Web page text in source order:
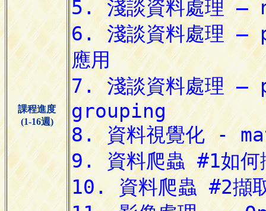
課程進度
(1-16週)